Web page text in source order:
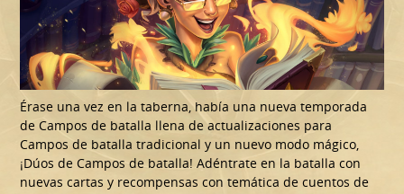
Érase una vez en la taberna, había una nueva temporada
de Campos de batalla llena de actualizaciones para
Campos de batalla tradicional y un nuevo modo mágico,
¡Dúos de Campos de batalla! Adéntrate en la batalla con
nuevas cartas y recompensas con temática de cuentos de